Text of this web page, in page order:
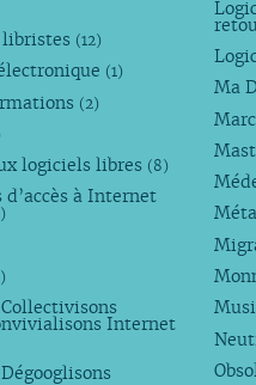
libristes (12)
(1)
(2)
logiciels libres (8)
d’accès à Internet
Internet
Ma